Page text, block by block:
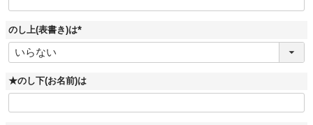
のし上(表書き)は
(
須
★のし下(お名前)は